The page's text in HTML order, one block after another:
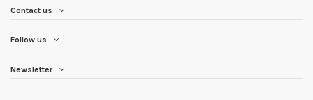
Contact us
Follow us
Newsletter